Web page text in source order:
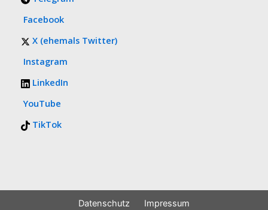
Facebook
X (ehemals Twitter)
Instagram
LinkedIn
YouTube
TikTok
Datenschutz Impressum